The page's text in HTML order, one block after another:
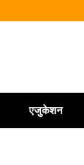
एजुकेशन